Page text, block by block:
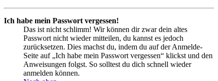
Ich habe mein Passwort vergessen!
Das ist nicht schlimm! Wir können dir zwar dein altes
Passwort nicht wieder mitteilen, du kannst es jedoch
zurücksetzen. Dies machst du, indem du auf der Anmelde-
Seite auf „Ich habe mein Passwort vergessen“ klickst und den
Anweisungen folgst. So solltest du dich schnell wieder
anmelden können.